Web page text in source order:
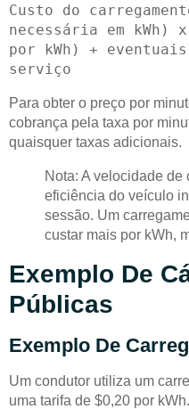
Custo do
necessária em
por kWh) +
Para obter o preço por
cobrança pela taxa por
quaisquer taxas adicionais.
Nota: A velocidade de
eficiência do veículo
sessão. Um
custar mais por kWh,
Exemplo De
Públicas
Exemplo De
Um condutor utiliza um
uma tarifa de $0,20 por